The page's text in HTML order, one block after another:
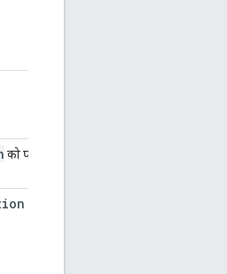
को पास किए गए फ़ंक्शन में कैप्चर किया